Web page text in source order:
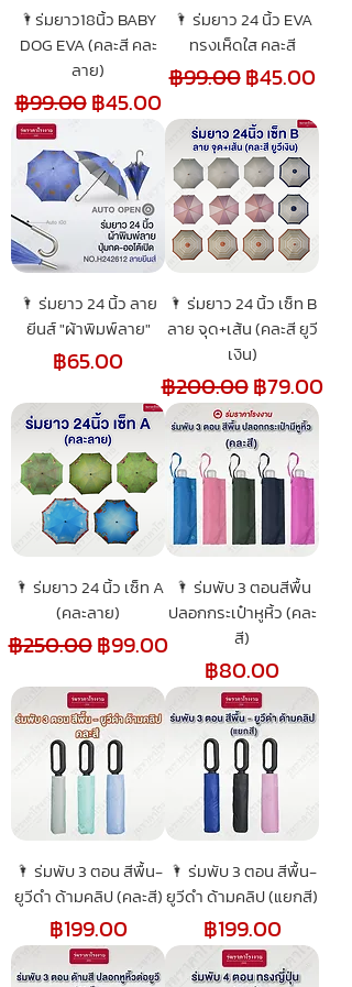
🌂ร่มยาว18นิ้ว BABY
DOG EVA (คละสี คละ
ลาย)
ราคาปกติ
฿99.00ราคาขายลด
฿45.00
🌂 ร่มยาว 24 นิ้ว EVA
ทรงเห็ดใส คละสี
ราคาปกติ
฿99.00ราคาขายลด
฿45.00
🌂 ร่มยาว 24 นิ้ว ลาย
ยีนส์ "ผ้าพิมพ์ลาย"
ราคา
฿65.00
🌂 ร่มยาว 24 นิ้ว เซ็ท B
ลาย จุด+เส้น (คละสี ยูวี
เงิน)
ราคาปกติ
฿200.00ราคาขายลด
฿79.00
🌂 ร่มยาว 24 นิ้ว เซ็ท A
(คละลาย)
ราคาปกติ
฿250.00ราคาขายลด
฿99.00
🌂 ร่มพับ 3 ตอนสีพื้น
ปลอกกระเป๋าหูหิ้ว (คละ
สี)
ราคา
฿80.00
🌂 ร่มพับ 3 ตอน สีพื้น-
ยูวีดำ ด้ามคลิป (คละสี)
ราคา
฿199.00
🌂 ร่มพับ 3 ตอน สีพื้น-
ยูวีดำ ด้ามคลิป (แยกสี)
ราคา
฿199.00